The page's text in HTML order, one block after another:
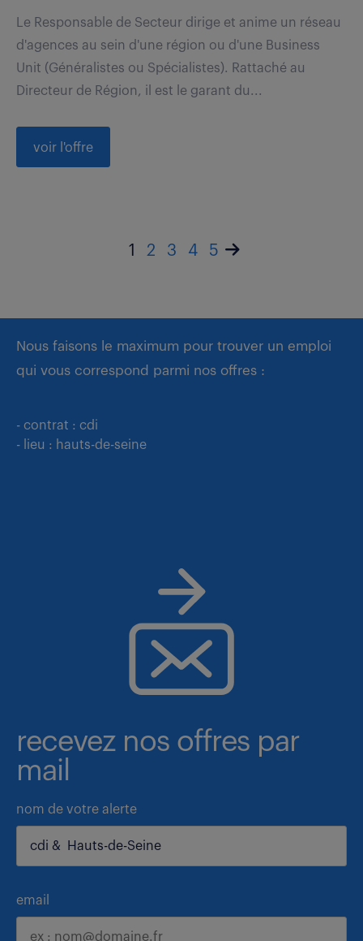
Le Responsable de Secteur dirige et anime un réseau
d'agences au sein d'une région ou d'une Business
Unit (Généralistes ou Spécialistes). Rattaché au
Directeur de Région, il est le garant du...
voir l'offre
1 2 3 4 5
Nous faisons le maximum pour trouver un emploi
qui vous correspond parmi nos offres :
- contrat : cdi
- lieu : hauts-de-seine
recevez nos offres par
mail
nom de votre alerte
email